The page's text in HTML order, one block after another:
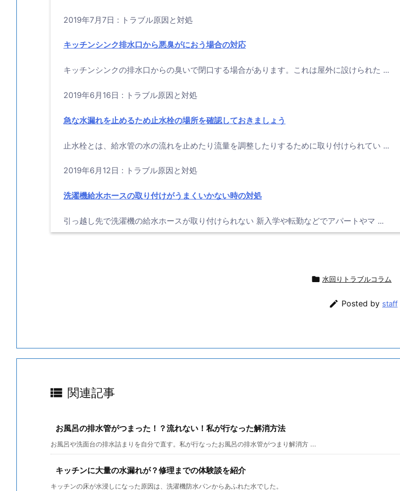
2019年7月7日 : トラブル原因と対処
キッチンシンク排水口から悪臭がにおう場合の対応
キッチンシンクの排水口からの臭いで閉口する場合があります。これは屋外に設けられた ...
2019年6月16日 : トラブル原因と対処
急な水漏れを止めるため止水栓の場所を確認しておきましょう
止水栓とは、給水管の水の流れを止めたり流量を調整したりするために取り付けられてい ...
2019年6月12日 : トラブル原因と対処
洗濯機給水ホースの取り付けがうまくいかない時の対処
引っ越し先で洗濯機の給水ホースが取り付けられない 新入学や転勤などでアパートやマ ...
 水回りトラブルコラム
 Posted by staff
 関連記事
お風呂の排水管がつまった！？流れない！私が行なった解消方法
お風呂や洗面台の排水詰まりを自分で直す。私が行なったお風呂の排水管がつまり解消方 ...
キッチンに大量の水漏れが？修理までの体験談を紹介
キッチンの床が水浸しになった原因は、洗濯機防水パンからあふれた水でした。